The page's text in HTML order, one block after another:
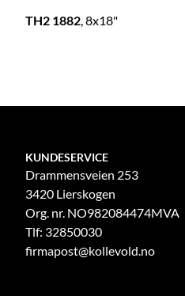
TH2 1882, 8x18"
KUNDESERVICE
Drammensveien 253
3420 Lierskogen
Org. nr. NO982084474MVA
Tlf: 32850030
firmapost@kollevold.no